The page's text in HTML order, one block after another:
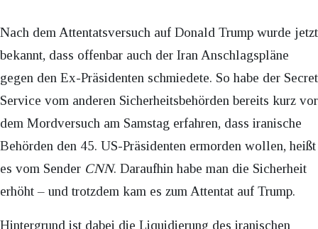
Nach dem Attentatsversuch auf Donald Trump wurde jetzt
bekannt, dass offenbar auch der Iran Anschlagspläne
gegen den Ex-Präsidenten schmiedete. So habe der Secret
Service vom anderen Sicherheitsbehörden bereits kurz vor
dem Mordversuch am Samstag erfahren, dass iranische
Behörden den 45. US-Präsidenten ermorden wollen, heißt
es vom Sender CNN. Daraufhin habe man die Sicherheit
erhöht – und trotzdem kam es zum Attentat auf Trump.
Hintergrund ist dabei die Liquidierung des iranischen